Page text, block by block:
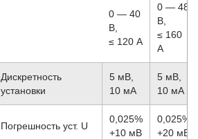
0 — 40
В,
≤ 120 А
0 — 48
В,
≤ 160
А
Дискретность
установки
5 мВ,
10 мА
5 мВ,
10 мА
Погрешность уст. U
0,025%
+10 мВ
0,025%
+20 мВ